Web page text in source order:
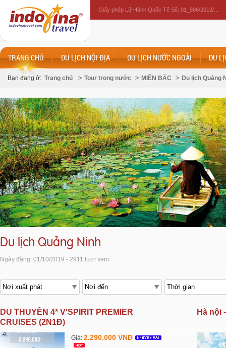
Giấy phép Lữ Hành Quốc Tế Số: 01_586/2013/...
TRANG CHỦ DU LỊCH NỘI ĐỊA DU LỊCH NƯỚC NGOÀI DU
Bạn đang ở: Trang chủ Tour trong nước MIỀN BẮC Du lịch Quảng
Du lịch Quảng Ninh
Ngày đăng: 01/10/2019 - 2911 lượt xem
DU THUYỀN 4* V'SPIRIT PREMIER
CRUISES (2N1Đ)
Giá: 2.290.000 VNĐ
Hà nội